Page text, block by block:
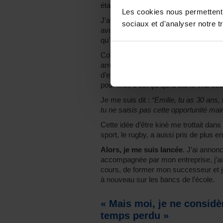
Les cookies nous
sociaux et d'analyser notre
était “meilleur”... Je trouvais ça usant.
J’ai donc commencé à
explorer mes
avons examiné les possibilités de
qu’il serait peut-être plus intéressant
Coïncidence - ou pas - c’est à cette
arrêt de travail pendant quelque
d’entrainement, pas de boulot…
pour moi, c’est ça qui a été le vrai
Je me suis dit : “Emilie, tu as 30
tu ne saisis pas cette opportunité
Cette idée d’être kiné me trottait
sport, le rugby, a aussi pris de plus
Alors, je me suis lancée. J’ai
accompagnée par mon entreprise,
cours, de former mon successeur et
à nouveau sur les bancs de l’école.
« Mais moi, je ne
temps perdu »